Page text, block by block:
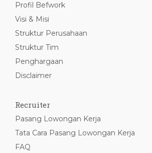
Profil Befwork
Visi & Misi
Struktur Perusahaan
Struktur Tim
Penghargaan
Disclaimer
Recruiter
Pasang Lowongan Kerja
Tata Cara Pasang Lowongan Kerja
FAQ